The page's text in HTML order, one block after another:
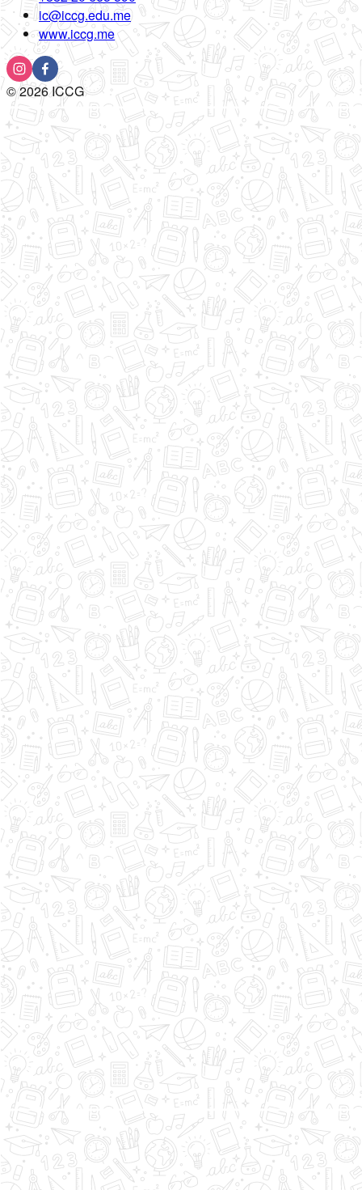
ic@iccg.edu.me
www.iccg.me
©2026ICCG